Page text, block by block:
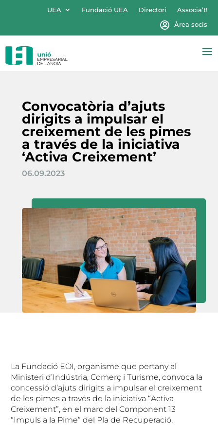
UEA Fundació UEA Directori
Associa’t!
Àrea socis
Convocatòria d’ajuts
dirigits a impulsar el
creixement de les pimes
a través de la iniciativa
‘Activa Creixement’
06.09.2023
La Fundació EOI, organisme que pertany al
Ministeri d’Indústria, Comerç i Turisme, convoca la
concessió d’ajuts dirigits a impulsar el creixement
de les pimes a través de la iniciativa “Activa
Creixement”, en el marc del Component 13
“Impuls a la Pime” del Pla de Recuperació,